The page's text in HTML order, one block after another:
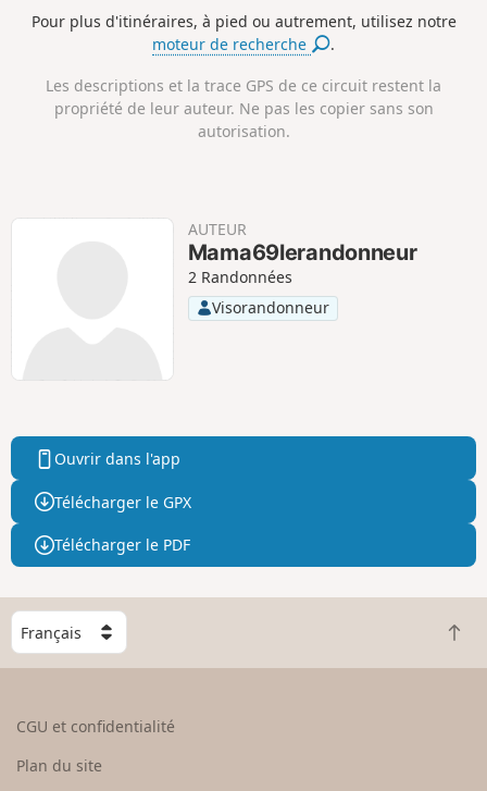
é
p
s
i
é
n
g
a
t
i
se recueillir et méditer devant cet être inanimé qui a donc
Pour plus d'itinéraires, à pied ou autrement, utilisez notre
moteur de recherche
.
Les descriptions et la trace GPS de ce circuit restent la
propriété de leur auteur. Ne pas les copier sans son
autorisation.
AUTEUR
Mama69lerandonneur
2 Randonnées
Visorandonneur
Ouvrir dans l'app
Télécharger le GPX
Télécharger le PDF
C
h
o
R
e
CGU et confidentialité
Plan du site